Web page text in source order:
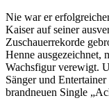
Nie war er
Kaiser auf seiner
Zuschauerrekorde
Henne ausgezeichnet,
Wachsfigur verewigt.
Sänger und
brandneuen Single